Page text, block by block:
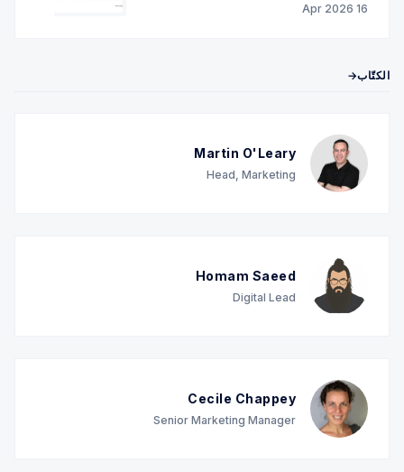
16 Apr 2026
الكتّاب→
Martin O'Leary
Head, Marketing
Homam Saeed
Digital Lead
Cecile Chappey
Senior Marketing Manager